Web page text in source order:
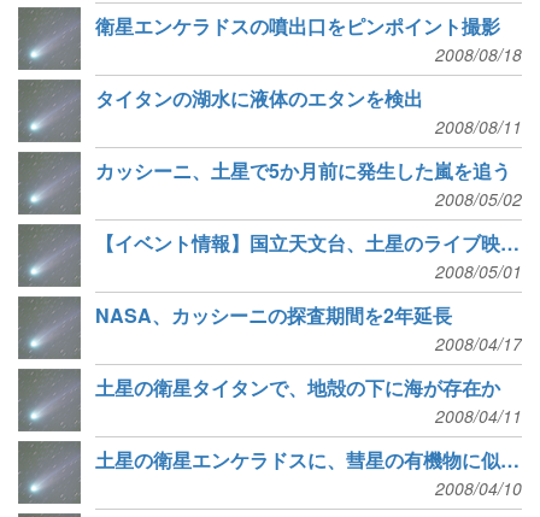
衛星エンケラドスの噴出口をピンポイント撮影
2008/08/18
タイタンの湖水に液体のエタンを検出
2008/08/11
カッシーニ、土星で5か月前に発生した嵐を追う
2008/05/02
【イベント情報】国立天文台、土星のライブ映像をネット配信
2008/05/01
NASA、カッシーニの探査期間を2年延長
2008/04/17
土星の衛星タイタンで、地殻の下に海が存在か
2008/04/11
土星の衛星エンケラドスに、彗星の有機物に似た物質を発見
2008/04/10